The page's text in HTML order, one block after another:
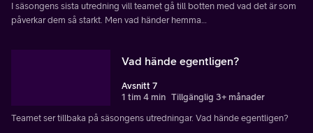
I säsongens sista utredning vill teamet gå till botten med vad det är som
påverkar dem så starkt. Men vad händer hemma…
Vad hände egentligen?
Avsnitt 7
1 tim 4 min Tillgänglig 3+ månader
Teamet ser tillbaka på säsongens utredningar. Vad hände egentligen?